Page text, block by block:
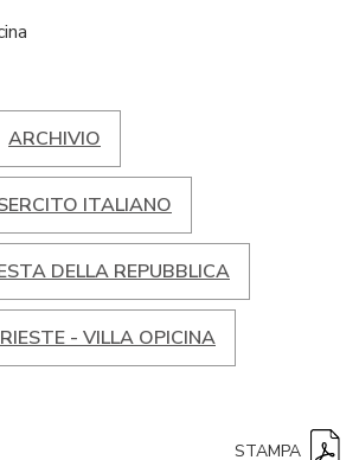
ARCHIVIO
ITALIANO
DELLA REPUBBLICA
- VILLA OPICINA
STAMPA